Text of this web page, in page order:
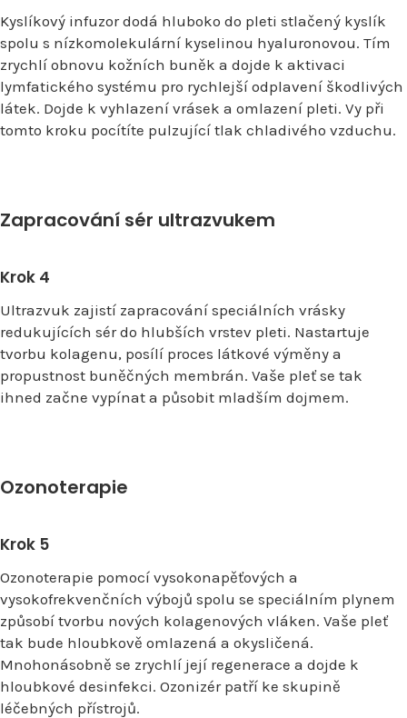
Kyslíkový infuzor dodá hluboko do pleti stlačený kyslík
spolu s nízkomolekulární kyselinou hyaluronovou. Tím
zrychlí obnovu kožních buněk a dojde k aktivaci
lymfatického systému pro rychlejší odplavení škodlivých
látek. Dojde k vyhlazení vrásek a omlazení pleti. Vy při
tomto kroku pocítíte pulzující tlak chladivého vzduchu.
Zapracování sér ultrazvukem
Krok 4
Ultrazvuk zajistí zapracování speciálních vrásky
redukujících sér do hlubších vrstev pleti. Nastartuje
tvorbu kolagenu, posílí proces látkové výměny a
propustnost buněčných membrán. Vaše pleť se tak
ihned začne vypínat a působit mladším dojmem.
Ozonoterapie
Krok 5
Ozonoterapie pomocí vysokonapěťových a
vysokofrekvenčních výbojů spolu se speciálním plynem
způsobí tvorbu nových kolagenových vláken. Vaše pleť
tak bude hloubkově omlazená a okysličená.
Mnohonásobně se zrychlí její regenerace a dojde k
hloubkové desinfekci. Ozonizér patří ke skupině
léčebných přístrojů.